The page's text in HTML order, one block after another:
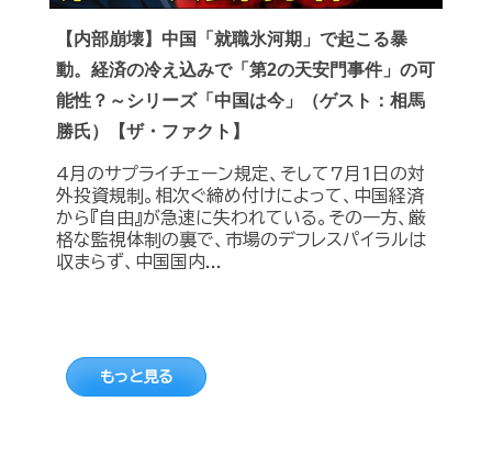
【内部崩壊】中国「就職氷河期」で起こる暴
動。経済の冷え込みで「第2の天安門事件」の可
能性？～シリーズ「中国は今」（ゲスト：相馬
勝氏）【ザ・ファクト】
4月のサプライチェーン規定、そして7月1日の対
外投資規制。相次ぐ締め付けによって、中国経済
から『自由』が急速に失われている。その一方、厳
格な監視体制の裏で、市場のデフレスパイラルは
収まらず、中国国内...
もっと見る